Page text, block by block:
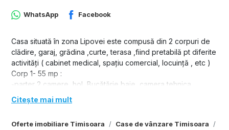
Oferte imobiliare Timisoara Case de vânzare Timisoara
WhatsApp Facebook
Casa situată în zona Lipovei este compusă din 2 corpuri de
clădire, garaj, grădina ,curte, terasa ,fiind pretabilă pt diferite
activități ( cabinet medical, spațiu comercial, locuință , etc )
Corp 1- 55 mp :
-parter 2 camere, hol, Bucătărie,baie, camera tehnica
Corp 2- 135 mp + terasa 5 mp :
-etaj 1 : hol,2 camere, Bucătărie,baie, terasa
Citește mai mult